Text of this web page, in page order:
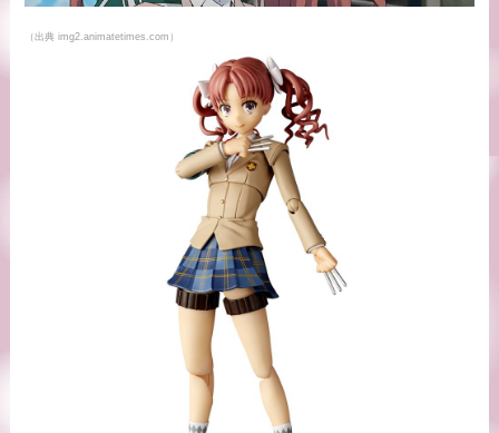
（出典 img2.animatetimes.com）